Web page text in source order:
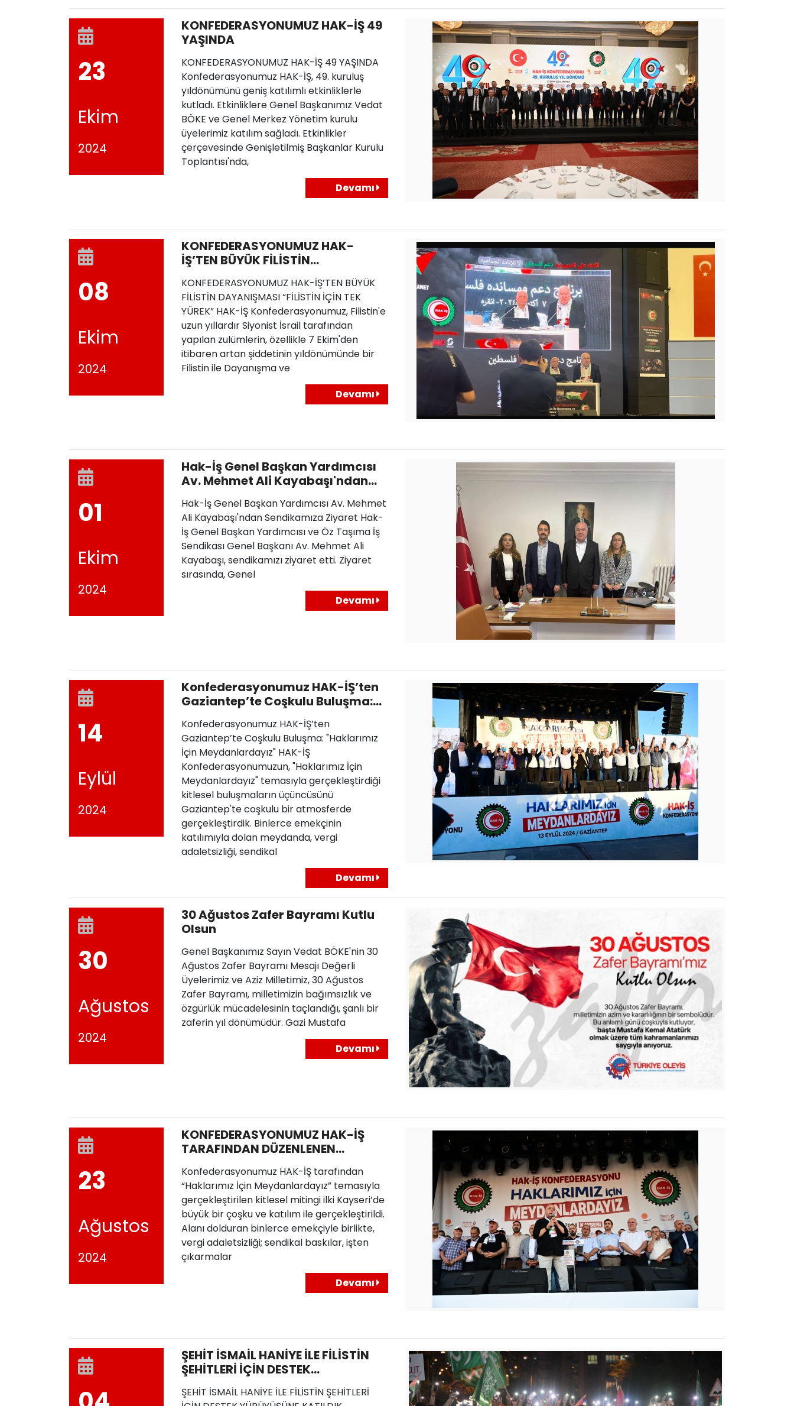
23
Ekim
2024
KONFEDERASYONUMUZ HAK-İŞ 49
YAŞINDA
KONFEDERASYONUMUZ HAK-İŞ 49 YAŞINDA
Konfederasyonumuz HAK-İŞ, 49. kuruluş
yıldönümünü geniş katılımlı etkinliklerle
kutladı. Etkinliklere Genel Başkanımız Vedat
BÖKE ve Genel Merkez Yönetim kurulu
üyelerimiz katılım sağladı. Etkinlikler
çerçevesinde Genişletilmiş Başkanlar Kurulu
Toplantısı'nda,
Devamı
08
Ekim
2024
KONFEDERASYONUMUZ HAK-
İŞ’TEN BÜYÜK FİLİSTİN
DAYANIŞMASI “FİLİSTİN İÇİN TEK
YÜREK”
KONFEDERASYONUMUZ HAK-İŞ’TEN BÜYÜK
FİLİSTİN DAYANIŞMASI “FİLİSTİN İÇİN TEK
YÜREK” HAK-İŞ Konfederasyonumuz, Filistin'e
uzun yıllardır Siyonist İsrail tarafından
yapılan zulümlerin, özellikle 7 Ekim'den
itibaren artan şiddetinin yıldönümünde bir
Filistin ile Dayanışma ve
Devamı
01
Ekim
2024
Hak-İş Genel Başkan Yardımcısı
Av. Mehmet Ali Kayabaşı'ndan
Sendikamıza Ziyaret
Hak-İş Genel Başkan Yardımcısı Av. Mehmet
Ali Kayabaşı'ndan Sendikamıza Ziyaret Hak-
İş Genel Başkan Yardımcısı ve Öz Taşıma İş
Sendikası Genel Başkanı Av. Mehmet Ali
Kayabaşı, sendikamızı ziyaret etti. Ziyaret
sırasında, Genel
Devamı
14
Eylül
2024
Konfederasyonumuz HAK-İŞ’ten
Gaziantep’te Coşkulu Buluşma:
"Haklarımız İçin Meydanlardayız"
Konfederasyonumuz HAK-İŞ’ten
Gaziantep’te Coşkulu Buluşma: "Haklarımız
İçin Meydanlardayız" HAK-İŞ
Konfederasyonumuzun, "Haklarımız İçin
Meydanlardayız" temasıyla gerçekleştirdiği
kitlesel buluşmaların üçüncüsünü
Gaziantep'te coşkulu bir atmosferde
gerçekleştirdik. Binlerce emekçinin
katılımıyla dolan meydanda, vergi
adaletsizliği, sendikal
Devamı
30
Ağustos
2024
30 Ağustos Zafer Bayramı Kutlu
Olsun
Genel Başkanımız Sayın Vedat BÖKE'nin 30
Ağustos Zafer Bayramı Mesajı Değerli
Üyelerimiz ve Aziz Milletimiz, 30 Ağustos
Zafer Bayramı, milletimizin bağımsızlık ve
özgürlük mücadelesinin taçlandığı, şanlı bir
zaferin yıl dönümüdür. Gazi Mustafa
Devamı
23
Ağustos
2024
KONFEDERASYONUMUZ HAK-İŞ
TARAFINDAN DÜZENLENEN
MEYDANLARDAYIZ" MİTİNGİNE
KATILDIK
Konfederasyonumuz HAK-İŞ tarafından
“Haklarımız İçin Meydanlardayız” temasıyla
gerçekleştirilen kitlesel mitingi ilki Kayseri’de
büyük bir çoşku ve katılım ile gerçekleştirildi.
Alanı dolduran binlerce emekçiyle birlikte,
vergi adaletsizliği; sendikal baskılar, işten
çıkarmalar
Devamı
ŞEHİT İSMAİL HANİYE İLE FİLİSTİN
ŞEHİTLERİ İÇİN DESTEK
YÜRÜYÜŞÜNE KATILDIK
ŞEHİT İSMAİL HANİYE İLE FİLİSTİN ŞEHİTLERİ